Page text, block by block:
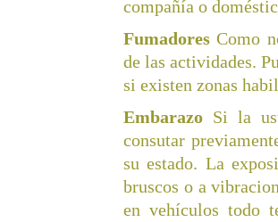
compañía o
FumadoresComo
de las actividades.
si existen zonas
Embarazo Si la
consutar
su estado. La
bruscos o a
en vehículos todo